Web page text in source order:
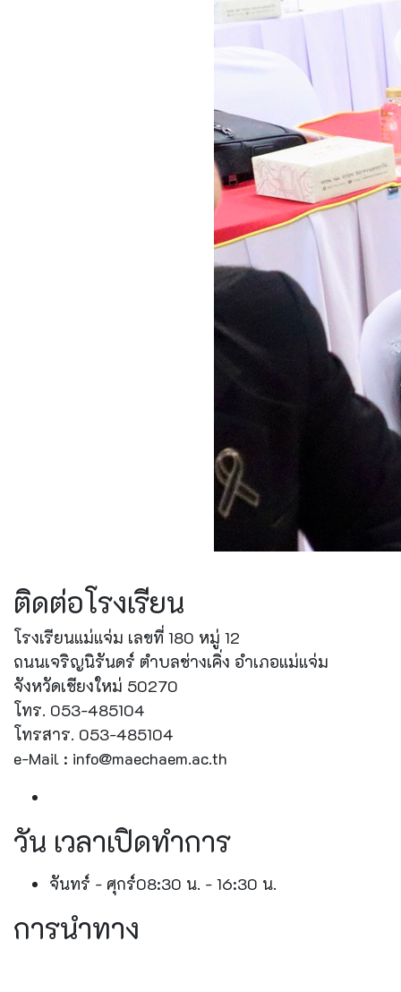
ติดต่อโรงเรียน
โรงเรียนแม่แจ่ม เลขที่ 180 หมู่ 12
ถนนเจริญนิรันดร์ ตำบลช่างเคิ่ง อำเภอแม่แจ่ม
จังหวัดเชียงใหม่ 50270
โทร. 053-485104
โทรสาร. 053-485104
e-Mail : info@maechaem.ac.th
วัน เวลาเปิดทำการ
จันทร์ - ศุกร์08:30 น. - 16:30 น.
การนำทาง